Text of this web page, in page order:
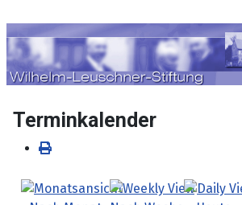
Terminkalender